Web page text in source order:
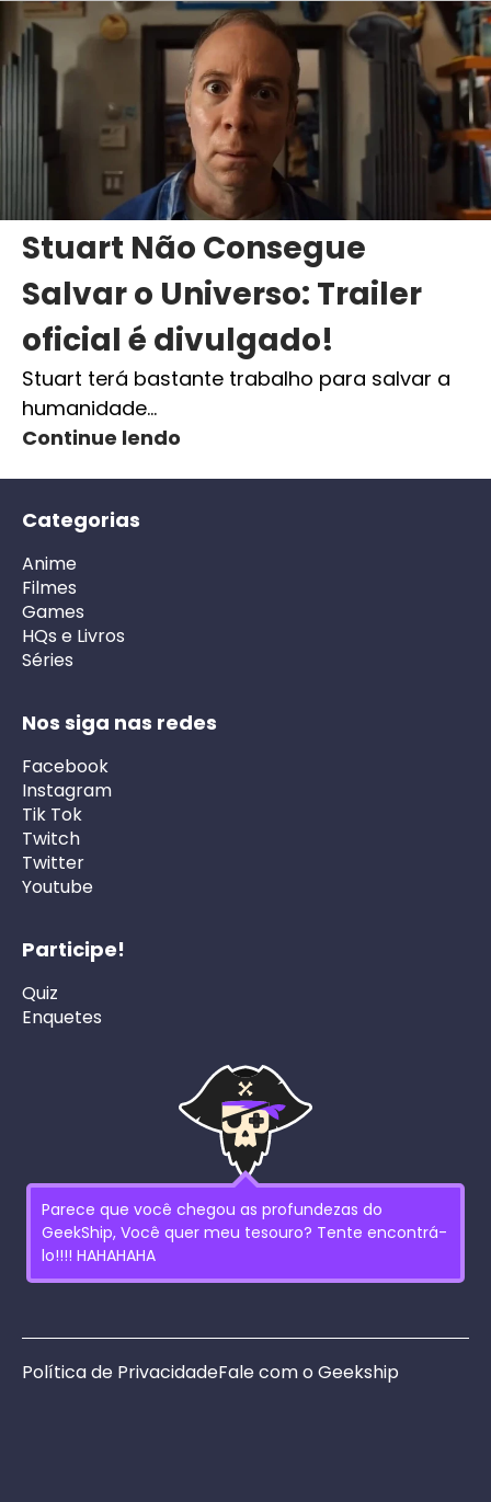
Stuart Não Consegue
Salvar o Universo: Trailer
oficial é divulgado!
Stuart terá bastante trabalho para salvar a
humanidade…
Continue lendo
Categorias
Anime
Filmes
Games
HQs e Livros
Séries
Nos siga nas redes
Facebook
Instagram
Tik Tok
Twitch
Twitter
Youtube
Participe!
Quiz
Enquetes
Parece que você chegou as profundezas do
GeekShip, Você quer meu tesouro? Tente encontrá-
lo!!!! HAHAHAHA
Política de PrivacidadeFale com o Geekship